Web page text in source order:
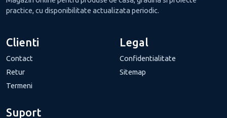
practice, cu disponibilitate actualizata periodic.
Clienti
Contact
Retur
Termeni
Legal
Confidentialitate
Sitemap
Suport